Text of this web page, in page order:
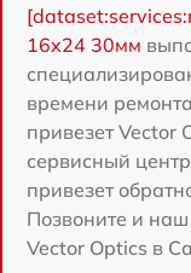
16x24 30мм
времени
привезет Vector
сервисный
привезет
Позвоните и наш
Vector Optics в